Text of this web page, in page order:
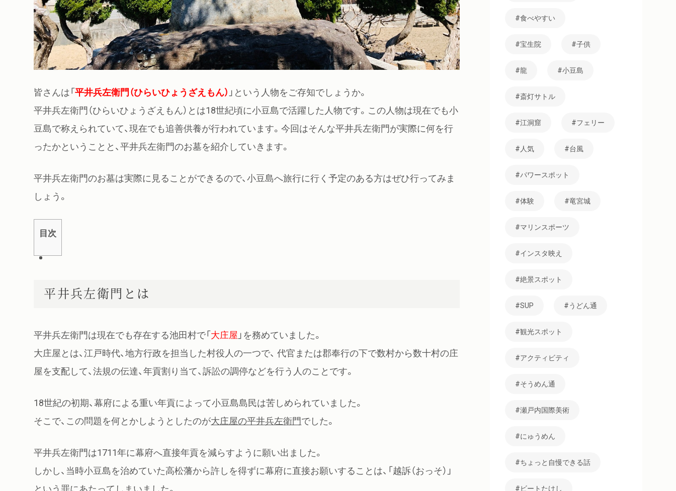
皆さんは「平井兵左衛門（ひらいひょうざえもん） 」という人物をご存知でしょうか。
平井兵左衛門（ひらいひょうざえもん）とは18世紀頃に小豆島で活躍した人物です。この人物は現在でも小
豆島で称えられていて、現在でも追善供養が行われています。今回はそんな平井兵左衛門が実際に何を行
ったかということと、平井兵左衛門のお墓を紹介していきます。
平井兵左衛門のお墓は実際に見ることができるので、小豆島へ旅行に行く予定のある方はぜひ行ってみま
しょう。
目次
平井兵左衛門とは
平井兵左衛門は現在でも存在する池田村で「大庄屋 」を務めていました。
大庄屋とは、江戸時代、地方行政を担当した村役人の一つで、 代官または郡奉行の下で数村から数十村の庄
屋を支配して、法規の伝達、年貢割り当て、訴訟の調停などを行う人のことです。
18世紀の初期、幕府による重い年貢によって小豆島島民は苦しめられていました。
そこで、この問題を何とかしようとしたのが大庄屋の平井兵左衛門でした。
平井兵左衛門は1711年に幕府へ直接年貢を減らすように願い出ました。
しかし、当時小豆島を治めていた高松藩から許しを得ずに幕府に直接お願いすることは、「越訴（おっそ）」
という罪にあたってしまいました。
食べやすい
宝生院 子供
龍 小豆島
斎灯サトル
江洞窟 フェリー
人気 台風
パワースポット
体験 竜宮城
マリンスポーツ
インスタ映え
絶景スポット
SUP うどん通
観光スポット
アクティビティ
そうめん通
瀬戸内国際美術
にゅうめん
ちょっと自慢できる話
ビートたけし